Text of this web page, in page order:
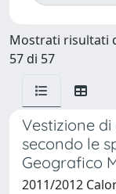
Mostrati risultati
57 di 57
Vestizione
secondo le
Geografico
2011/2012